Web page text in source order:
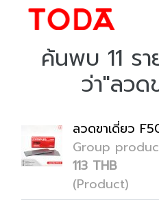
ค้นพบ 11 ร
ว่า"ลวด
ลวดขาเดี่ยว
Group
113 THB
(Product)